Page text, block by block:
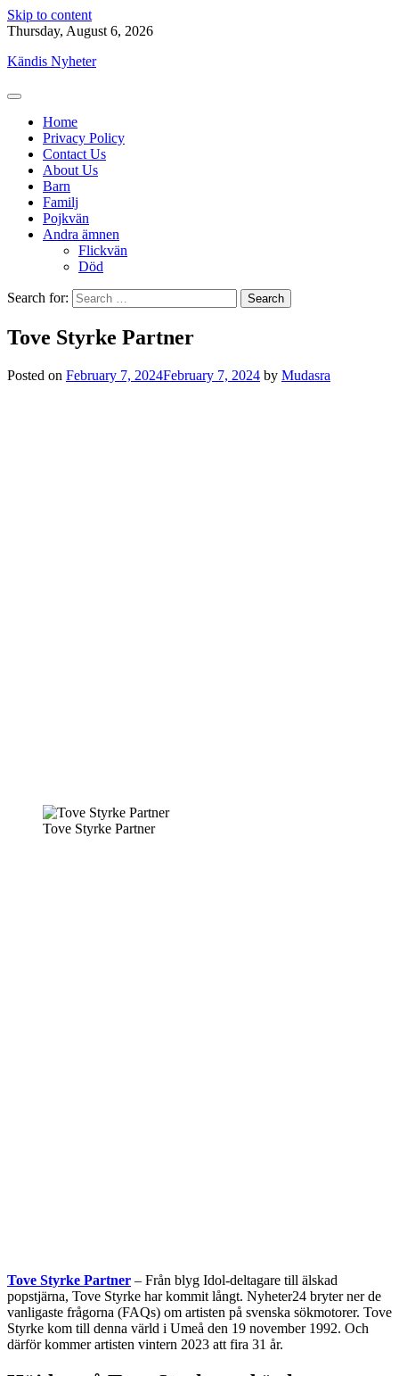
Skip to content
Thursday, August 6, 2026
Kändis Nyheter
Home
Privacy Policy
Contact Us
About Us
Barn
Familj
Pojkvän
Andra ämnen
Flickvän
Död
Search for:
Tove Styrke Partner
Posted on February 7, 2024February 7, 2024 by Mudasra
Tove Styrke Partner
Tove Styrke Partner – Från blyg Idol-deltagare till älskad
popstjärna, Tove Styrke har kommit långt. Nyheter24 bryter ner de
vanligaste frågorna (FAQs) om artisten på svenska sökmotorer. Tove
Styrke kom till denna värld i Umeå den 19 november 1992. Och
därför kommer artisten vintern 2023 att fira 31 år.